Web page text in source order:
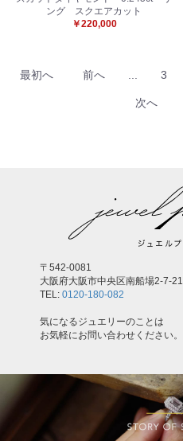
ング スクエアカット
￥220,000
最初へ 前へ 3
次へ
〒542-0081
大阪府大阪市中央区南船場2-7-21
TEL: 0120-180-082
気になるジュエリーのことは
お気軽にお問い合わせください。